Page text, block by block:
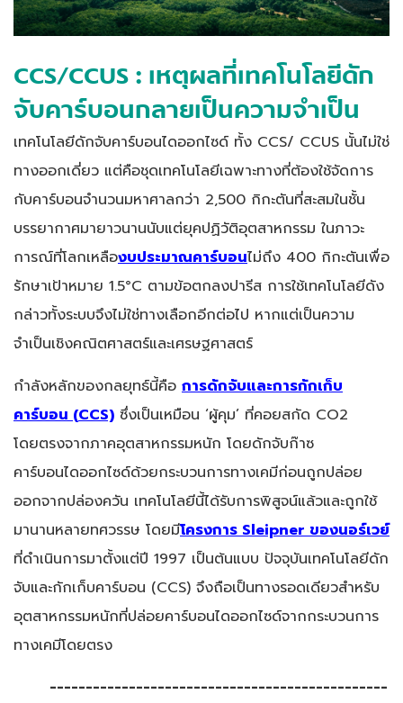
CCS/CCUS : เหตุผลที่เทคโนโลยีดัก
จับคาร์บอนกลายเป็นความจำเป็น
เทคโนโลยีดักจับคาร์บอนไดออกไซด์ ทั้ง CCS/ CCUS นั้นไม่ใช่
ทางออกเดี่ยว แต่คือชุดเทคโนโลยีเฉพาะทางที่ต้องใช้จัดการ
กับคาร์บอนจำนวนมหาศาลกว่า 2,500 กิกะตันที่สะสมในชั้น
บรรยากาศมายาวนานนับแต่ยุคปฏิวัติอุตสาหกรรม ในภาวะ
การณ์ที่โลกเหลืองบประมาณคาร์บอนไม่ถึง 400 กิกะตันเพื่อ
รักษาเป้าหมาย 1.5°C ตามข้อตกลงปารีส การใช้เทคโนโลยีดัง
กล่าวทั้งระบบจึงไม่ใช่ทางเลือกอีกต่อไป หากแต่เป็นความ
จำเป็นเชิงคณิตศาสตร์และเศรษฐศาสตร์
กำลังหลักของกลยุทธ์นี้คือ การดักจับและการกักเก็บ
คาร์บอน (CCS) ซึ่งเป็นเหมือน ‘ผู้คุม’ ที่คอยสกัด CO2
โดยตรงจากภาคอุตสาหกรรมหนัก โดยดักจับก๊าซ
คาร์บอนไดออกไซด์ด้วยกระบวนการทางเคมีก่อนถูกปล่อย
ออกจากปล่องควัน เทคโนโลยีนี้ได้รับการพิสูจน์แล้วและถูกใช้
มานานหลายทศวรรษ โดยมีโครงการ Sleipner ของนอร์เวย์
ที่ดำเนินการมาตั้งแต่ปี 1997 เป็นต้นแบบ ปัจจุบันเทคโนโลยีดัก
จับและกักเก็บคาร์บอน (CCS) จึงถือเป็นทางรอดเดียวสำหรับ
อุตสาหกรรมหนักที่ปล่อยคาร์บอนไดออกไซด์จากกระบวนการ
ทางเคมีโดยตรง
-----------------------------------------------